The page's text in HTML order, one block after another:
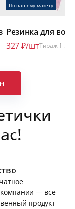
По вашему макету
Резинка для
327 ₽/штТираж 1-5
— все
продукт